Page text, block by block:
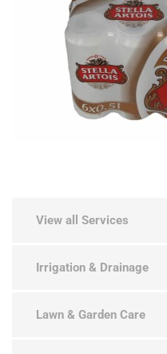
View all Services
Irrigation & Drainage
Lawn & Garden Care